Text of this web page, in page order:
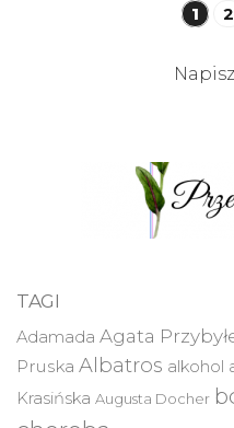
1 2
TAGI
Adamada Agata
Pruska Albatros alkohol
Krasińska Augusta Docher